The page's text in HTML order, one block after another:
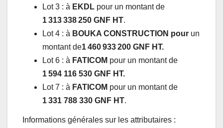
Lot 3 : à EKDL pour un montant de
1313338250 GNF HT.
Lot 4 : à BOUKA CONSTRUCTION pour un
montant de1460933200 GNF HT.
Lot 6 : à FATICOM pour un montant de
1594 116 530 GNF HT.
Lot 7 : à FATICOM pour un montant de
1331 788 330 GNF HT.
Informations générales sur les attributaires :